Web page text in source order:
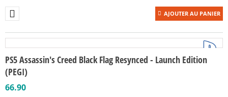
AJOUTER AU PANIER
PS5 Assassin's Creed Black Flag Resynced - Launch Edition
(PEGI)
66.90